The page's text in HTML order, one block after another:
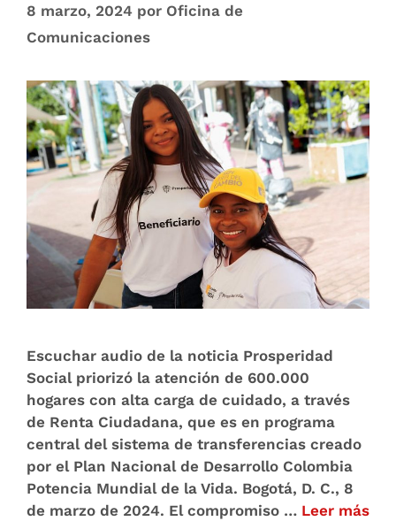
8 marzo, 2024 por Oficina de
Comunicaciones
Escuchar audio de la noticia Prosperidad
Social priorizó la atención de 600.000
hogares con alta carga de cuidado, a través
de Renta Ciudadana, que es en programa
central del sistema de transferencias creado
por el Plan Nacional de Desarrollo Colombia
Potencia Mundial de la Vida. Bogotá, D. C., 8
de marzo de 2024. El compromiso … Leer más